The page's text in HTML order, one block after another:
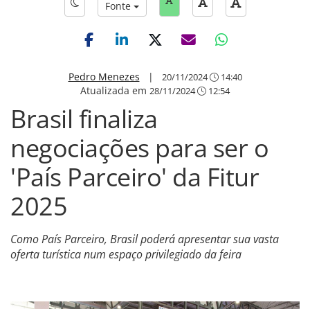
Fonte
Pedro Menezes | 20/11/2024 14:40
Atualizada em 28/11/2024 12:54
Brasil finaliza
negociações para ser o
'País Parceiro' da Fitur
2025
Como País Parceiro, Brasil poderá apresentar sua vasta
oferta turística num espaço privilegiado da feira